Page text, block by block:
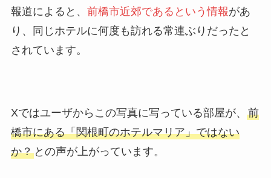
報道によると、 前橋市近郊であるという情報があ
り、同じホテルに何度も訪れる常連ぶりだったと
されています。
Xではユーザからこの写真に写っている部屋が、 前
橋市にある「関根町のホテルマリア」ではない
か？との声が上がっています。